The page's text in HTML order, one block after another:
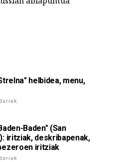
helbidea, menu,
Baden" (San
iritziak, deskribapenak,
iritziak